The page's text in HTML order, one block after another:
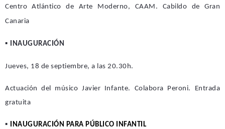
Centro Atlántico de Arte Moderno, CAAM. Cabildo de Gran
Canaria
▪ INAUGURACIÓN
Jueves, 18 de septiembre, a las 20.30h.
Actuación del músico Javier Infante. Colabora Peroni. Entrada
gratuita
▪ INAUGURACIÓN PARA PÚBLICO INFANTIL